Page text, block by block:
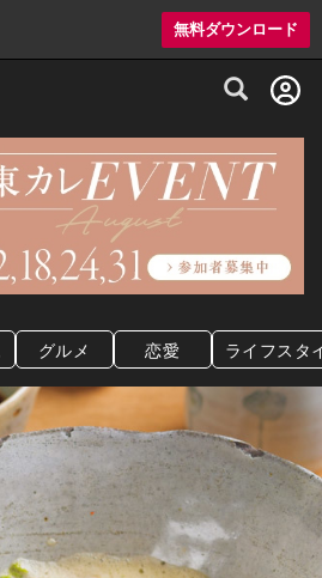
無料ダウンロード
グルメ情報・プレミアムレストラン予約
グルメ 恋愛 ライフスタ